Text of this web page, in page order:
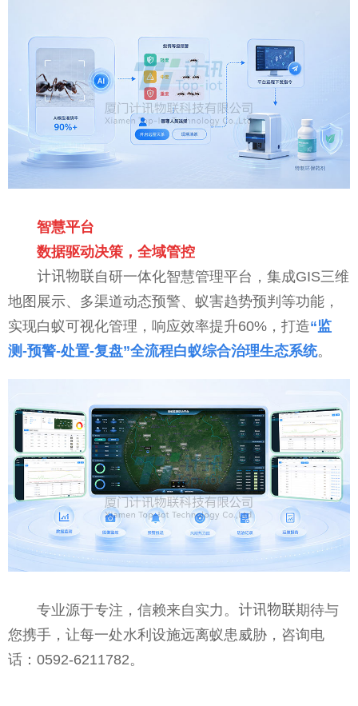
智慧平台
数据驱动决策，全域管控
计讯物联自研一体化智慧管理平台，集成GIS三维
地图展示、多渠道动态预警、蚁害趋势预判等功能，
实现白蚁可视化管理，响应效率提升60%，打造“监
测-预警-处置-复盘”全流程白蚁综合治理生态系统。
专业源于专注，信赖来自实力。计讯物联期待与
您携手，让每一处水利设施远离蚁患威胁，咨询电
话：0592-6211782。